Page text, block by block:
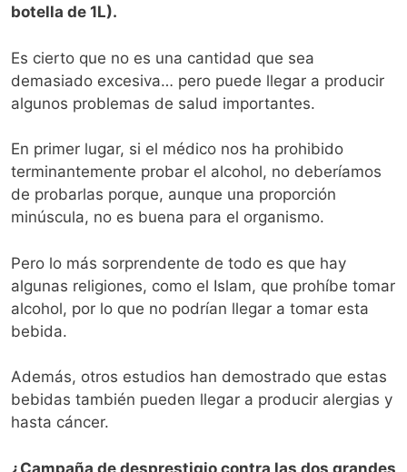
botella de 1L).
Es cierto que no es una cantidad que sea
demasiado excesiva… pero puede llegar a producir
algunos problemas de salud importantes.
En primer lugar, si el médico nos ha prohibido
terminantemente probar el alcohol, no deberíamos
de probarlas porque, aunque una proporción
minúscula, no es buena para el organismo.
Pero lo más sorprendente de todo es que hay
algunas religiones, como el Islam, que prohíbe tomar
alcohol, por lo que no podrían llegar a tomar esta
bebida.
Además, otros estudios han demostrado que estas
bebidas también pueden llegar a producir alergias y
hasta cáncer.
¿Campaña de desprestigio contra las dos grandes